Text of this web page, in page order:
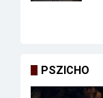
PSZICHO